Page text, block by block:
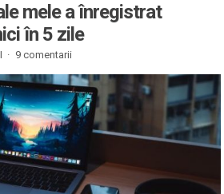
mele a înregistrat
în 5 zile
· 9 comentarii